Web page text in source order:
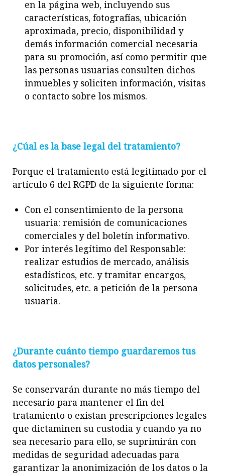
en la página web, incluyendo sus
características, fotografías, ubicación
aproximada, precio, disponibilidad y
demás información comercial necesaria
para su promoción, así como permitir que
las personas usuarias consulten dichos
inmuebles y soliciten información, visitas
o contacto sobre los mismos.
¿Cúal es la base legal del tratamiento?
Porque el tratamiento está legitimado por el
artículo 6 del RGPD de la siguiente forma:
Con el consentimiento de la persona
usuaria: remisión de comunicaciones
comerciales y del boletín informativo.
Por interés legítimo del Responsable:
realizar estudios de mercado, análisis
estadísticos, etc. y tramitar encargos,
solicitudes, etc. a petición de la persona
usuaria.
¿Durante cuánto tiempo guardaremos tus
datos personales?
Se conservarán durante no más tiempo del
necesario para mantener el fin del
tratamiento o existan prescripciones legales
que dictaminen su custodia y cuando ya no
sea necesario para ello, se suprimirán con
medidas de seguridad adecuadas para
garantizar la anonimización de los datos o la